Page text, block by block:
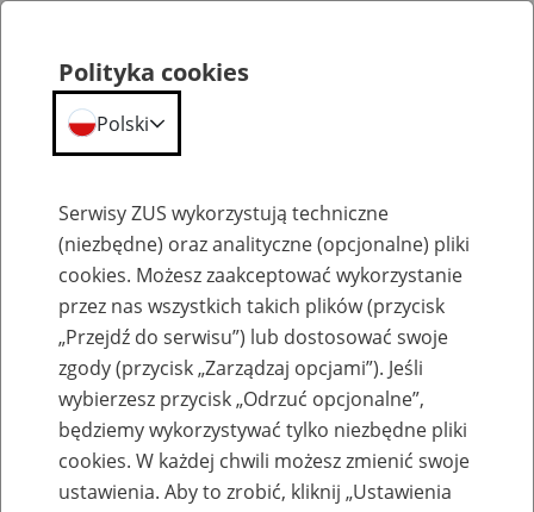
Szkolenia
Zaproś ZUS do siebie - zakładanie profili
eZUS w siedzibie Twojej firmy
Polityka cookies
Polski
Serwisy ZUS wykorzystują techniczne
(niezbędne) oraz analityczne (opcjonalne) pliki
cookies. Możesz zaakceptować wykorzystanie
przez nas wszystkich takich plików (przycisk
„Przejdź do serwisu”) lub dostosować swoje
zgody (przycisk „Zarządzaj opcjami”). Jeśli
wybierzesz przycisk „Odrzuć opcjonalne”,
będziemy wykorzystywać tylko niezbędne pliki
cookies. W każdej chwili możesz zmienić swoje
ustawienia. Aby to zrobić, kliknij „Ustawienia